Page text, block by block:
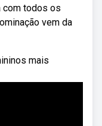
com todos os
vem da
mais